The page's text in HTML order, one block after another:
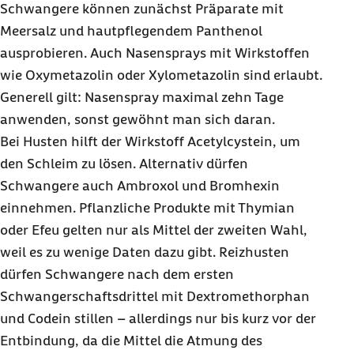
Schwangere können zunächst Präparate mit
Meersalz und hautpflegendem Panthenol
ausprobieren. Auch Nasensprays mit Wirkstoffen
wie Oxymetazolin oder Xylometazolin sind erlaubt.
Generell gilt: Nasenspray maximal zehn Tage
anwenden, sonst gewöhnt man sich daran.
Bei Husten hilft der Wirkstoff Acetylcystein, um
den Schleim zu lösen. Alternativ dürfen
Schwangere auch Ambroxol und Bromhexin
einnehmen. Pflanzliche Produkte mit Thymian
oder Efeu gelten nur als Mittel der zweiten Wahl,
weil es zu wenige Daten dazu gibt. Reizhusten
dürfen Schwangere nach dem ersten
Schwangerschaftsdrittel mit Dextromethorphan
und Codein stillen – allerdings nur bis kurz vor der
Entbindung, da die Mittel die Atmung des